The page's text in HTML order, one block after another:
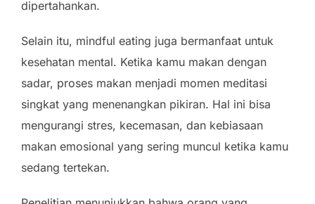
dipertahankan.
Selain itu, mindful eating juga bermanfaat untuk
kesehatan mental. Ketika kamu makan dengan
sadar, proses makan menjadi momen meditasi
singkat yang menenangkan pikiran. Hal ini bisa
mengurangi stres, kecemasan, dan kebiasaan
makan emosional yang sering muncul ketika kamu
sedang tertekan.